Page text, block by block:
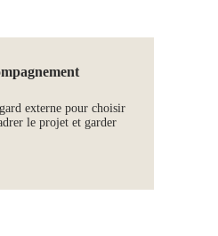
externe pour choisir
le projet et garder